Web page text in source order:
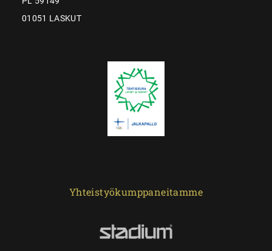
01051 LASKUT
Yhteistyökumppaneitamme